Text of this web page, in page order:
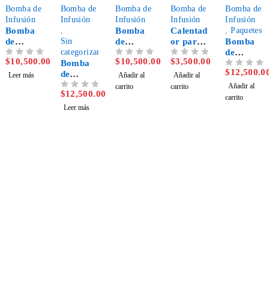
SOLD OUT
Bomba de
Infusión
Bomba
de
infusión
de
jeringa
$10,500.00
Leer más
SOLD OUT
Bomba de
Infusión
,
Sin
categorizar
Bomba
de
infusión
enteral
JQ300
$12,500.00
Leer más
Bomba de
Infusión
Bomba
de
infusión
volumétr
ica vp30
$10,500.00
Añadir al
carrito
Bomba de
Infusión
Calentad
or para
bomba
de
infusión
$3,500.00
Añadir al
carrito
Bomba de
Infusión
,Paquetes
Bomba
de
infusión
SH-61
vet +
Calentad
$
Añadir al
carrito